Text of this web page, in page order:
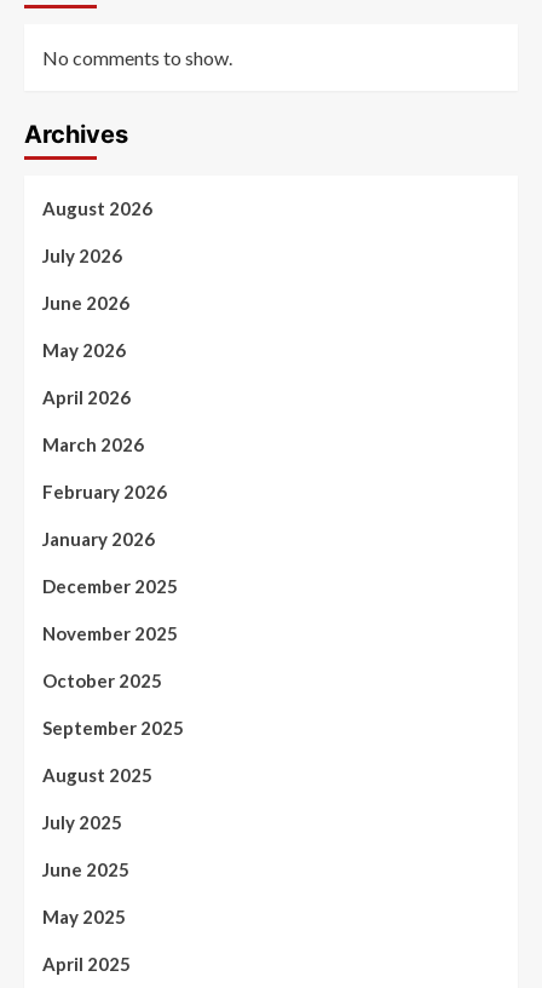
No comments to show.
Archives
August 2026
July 2026
June 2026
May 2026
April 2026
March 2026
February 2026
January 2026
December 2025
November 2025
October 2025
September 2025
August 2025
July 2025
June 2025
May 2025
April 2025